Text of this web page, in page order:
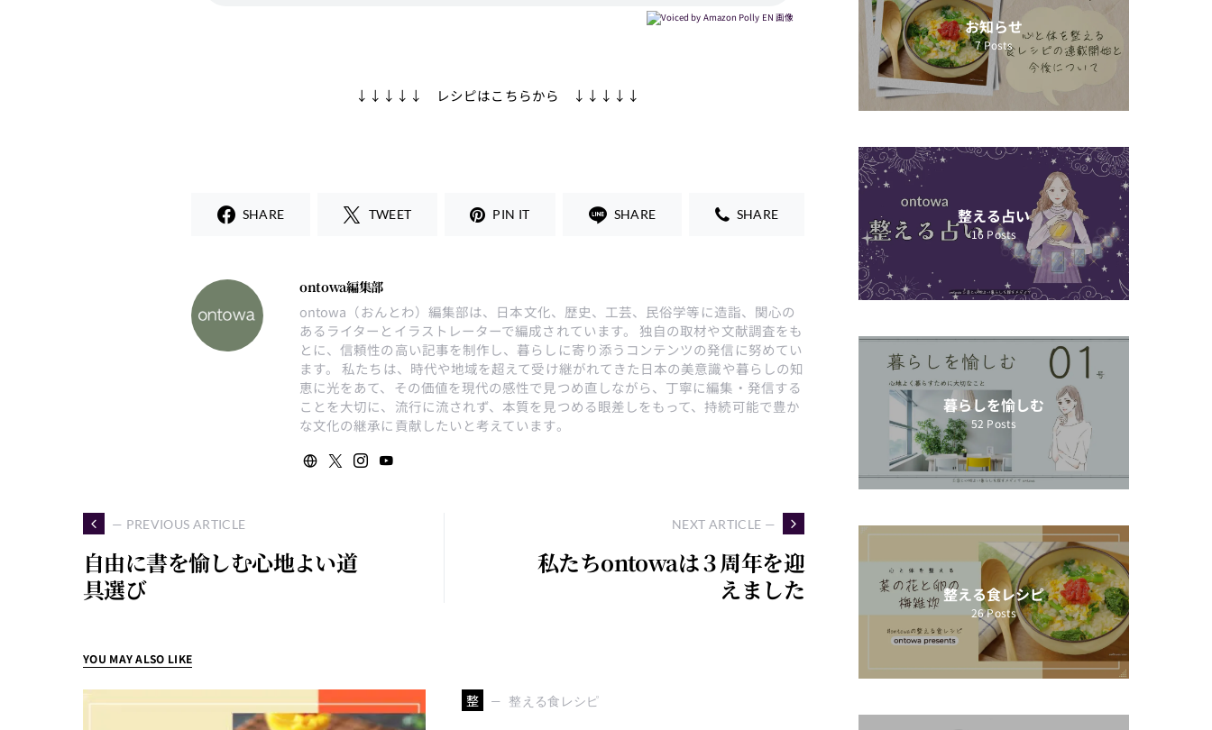
↓↓↓↓↓ レシピはこちらから ↓↓↓↓↓
SHARE TWEET PIN IT SHARE SHARE
ontowa編集部
ontowa（おんとわ）編集部は、日本文化、歴史、工芸、民俗学等に造詣、関心の
あるライターとイラストレーターで編成されています。 独自の取材や文献調査をも
とに、信頼性の高い記事を制作し、暮らしに寄り添うコンテンツの発信に努めてい
ます。 私たちは、時代や地域を超えて受け継がれてきた日本の美意識や暮らしの知
恵に光をあて、その価値を現代の感性で見つめ直しながら、丁寧に編集・発信する
ことを大切に、流行に流されず、本質を見つめる眼差しをもって、持続可能で豊か
な文化の継承に貢献したいと考えています。
— PREVIOUS ARTICLE
自由に書を愉しむ心地よい道
具選び
NEXT ARTICLE —
私たちontowaは３周年を迎
えました
YOU MAY ALSO LIKE
整 整える食レシピ
お知らせ
7Posts
整える占い
16 Posts
暮らしを愉しむ
52 Posts
整える食レシピ
26Posts